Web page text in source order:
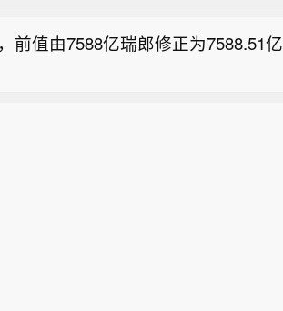
前值由7588亿瑞郎修正为7588.51亿